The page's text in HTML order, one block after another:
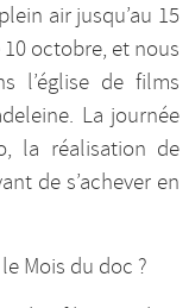
air jusqu’au 15
octobre, et nous
l’église de films
La journée
la réalisation de
de s’achever en
Mois du doc ?